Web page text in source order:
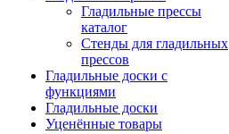
Гладильные прессы
каталог
Стенды для гладильных
прессов
Гладильные доски с
функциями
Гладильные доски
Уценённые товары